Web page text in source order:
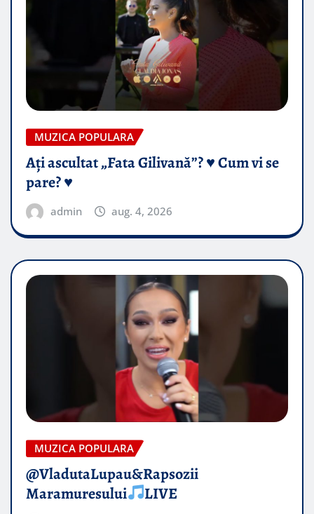
MUZICA POPULARA
Ați ascultat „Fata Gilivană”? ♥️ Cum vi se
pare? ♥️
admin aug. 4, 2026
MUZICA POPULARA
@VladutaLupau&Rapsozii
Maramuresului
LIVE